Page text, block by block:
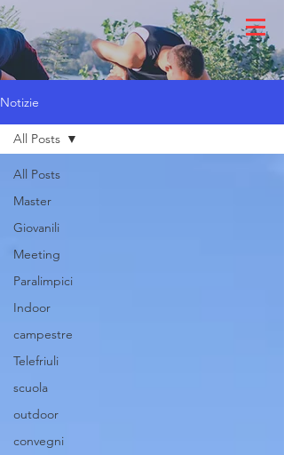
Notizie
All Posts
Master
Giovanili
Meeting
Paralimpici
Indoor
campestre
Telefriuli
scuola
outdoor
convegni
All Posts